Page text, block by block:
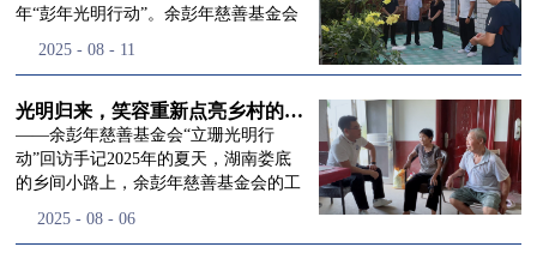
三届理事会全体成员多年来接续付出的
民、济世利人"的慈善理念所做出的突
流程，完成了新一届治理层的选举任
命，全新的第四届理事会正式组建完
成：选举彭志兵、徐滨、彭新英、李
栋、李玲辉、郭启兴、梅鑫为余彭年慈
余彭年慈善基金会第四届理事会监事。
徐滨先生当选余彭年慈善基金会第四届
项目的我们表达了谢意。二十一年时光
市与县域，一趟趟奔赴偏远地区，只为
景，这份认可，也让我们更加笃定前行
的脚步。启动仪式落幕之后，我们没有
即刻返程，联合赤峰市残联的工作人
员、专业医护队伍走入乡间小路，随机
小路弯弯曲曲，两边是繁茂的林木，我
年“彭年光明行动”。余彭年慈善基金会
欣以及余彭年慈善基金会志愿者姜颖妍
峰市残联理事长孙德欣对我们“彭年光
明行动”给予了高度的肯定，他表示“彭
年光明行动”不仅仅是帮助白内障患者
恢复光明，最重要的是减轻了患者家庭
事业的生动体现。随后余彭年慈善基金
2025 - 08 - 11
光明归来，笑容重新点亮乡村的角落
——余彭年慈善基金会“立珊光明行
动”回访手记2025年的夏天，湖南娄底
的乡间小路上，余彭年慈善基金会的工
着一份特别的牵挂，走进了一个个普通
2025 - 08 - 06